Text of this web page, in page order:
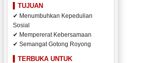
TUJUAN
✔ Menumbuhkan Kepedulian
Sosial
✔ Mempererat Kebersamaan
✔ Semangat Gotong Royong
TERBUKA UNTUK